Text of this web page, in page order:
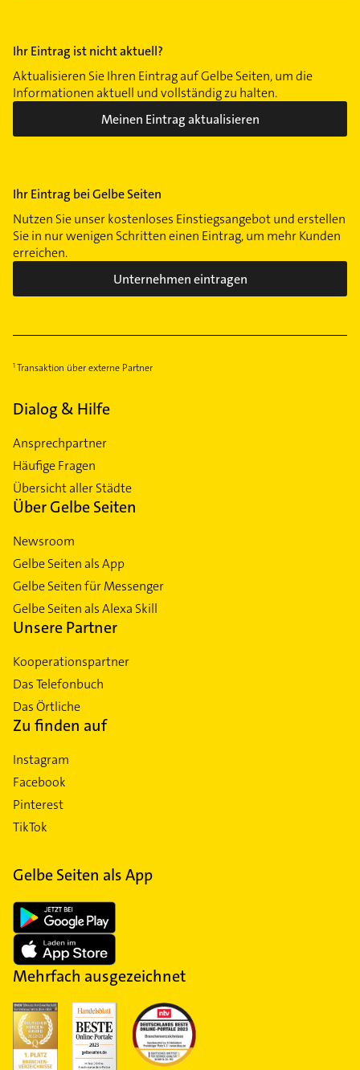
Ihr Eintrag ist nicht aktuell?
Aktualisieren Sie Ihren Eintrag auf Gelbe Seiten, um die
Informationen aktuell und vollständig zu halten.
Meinen Eintrag aktualisieren
Ihr Eintrag bei Gelbe Seiten
Nutzen Sie unser kostenloses Einstiegsangebot und erstellen
Sie in nur wenigen Schritten einen Eintrag, um mehr Kunden
erreichen.
Unternehmen eintragen
Transaktion über externe Partner
Dialog & Hilfe
Ansprechpartner
Häufige Fragen
Übersicht aller Städte
Über Gelbe Seiten
Newsroom
Gelbe Seiten als App
Gelbe Seiten für Messenger
Gelbe Seiten als Alexa Skill
Unsere Partner
Kooperationspartner
Das Telefonbuch
Das Örtliche
Zu finden auf
Instagram
Facebook
Pinterest
TikTok
Gelbe Seiten als App
Mehrfach ausgezeichnet